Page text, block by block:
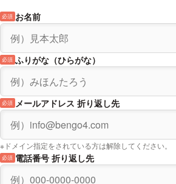
また 乙は法第１３条の規定による本件建物
とありました。
当方としましては ここで経営を続けてい
出て行くとなると、営業保障や引越し費
本当に会社は倒れてしまいます。もちろん
ですが、不安で仕方ありません。
20年以上居た敷地には、資材もかなり有り
幾つもあり、建設業の為、廃材などもス
で全てを持ち出すなど気の遠くなる作業で
お名前
必須
ふりがな（ひらがな）
必須
メールアドレス 折り返し先
必須
※ドメイン指定をされている方は解除してください。
電話番号 折り返し先
必須